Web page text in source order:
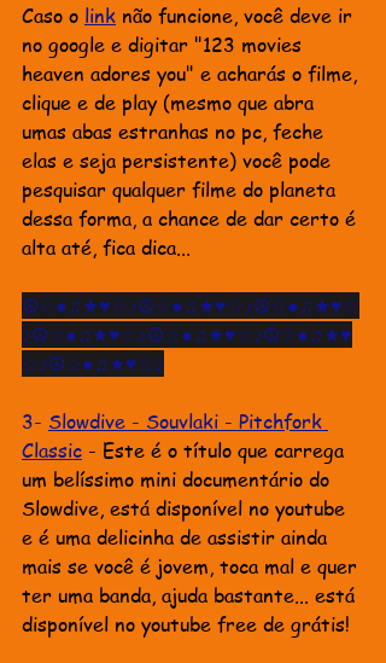
Caso o link não funcione, você deve ir
no google e digitar "123 movies
heaven adores you" e acharás o filme,
clique e de play (mesmo que abra
umas abas estranhas no pc, feche
elas e seja persistente) você pode
pesquisar qualquer filme do planeta
dessa forma, a chance de dar certo é
alta até, fica dica...
☮☆●♫★♥☆♪☮☆●♫★♥☆♪☮☆●♫★♥☆
♪☮☆●♫★♥☆♪☮☆●♫★♥☆♪☮☆●♫★♥
☆♪☮☆●♫★♥☆♪
3- Slowdive - Souvlaki - Pitchfork
Classic - Este é o título que carrega
um belíssimo mini documentário do
Slowdive, está disponível no youtube
e é uma delicinha de assistir ainda
mais se você é jovem, toca mal e quer
ter uma banda, ajuda bastante... está
disponível no youtube free de grátis!